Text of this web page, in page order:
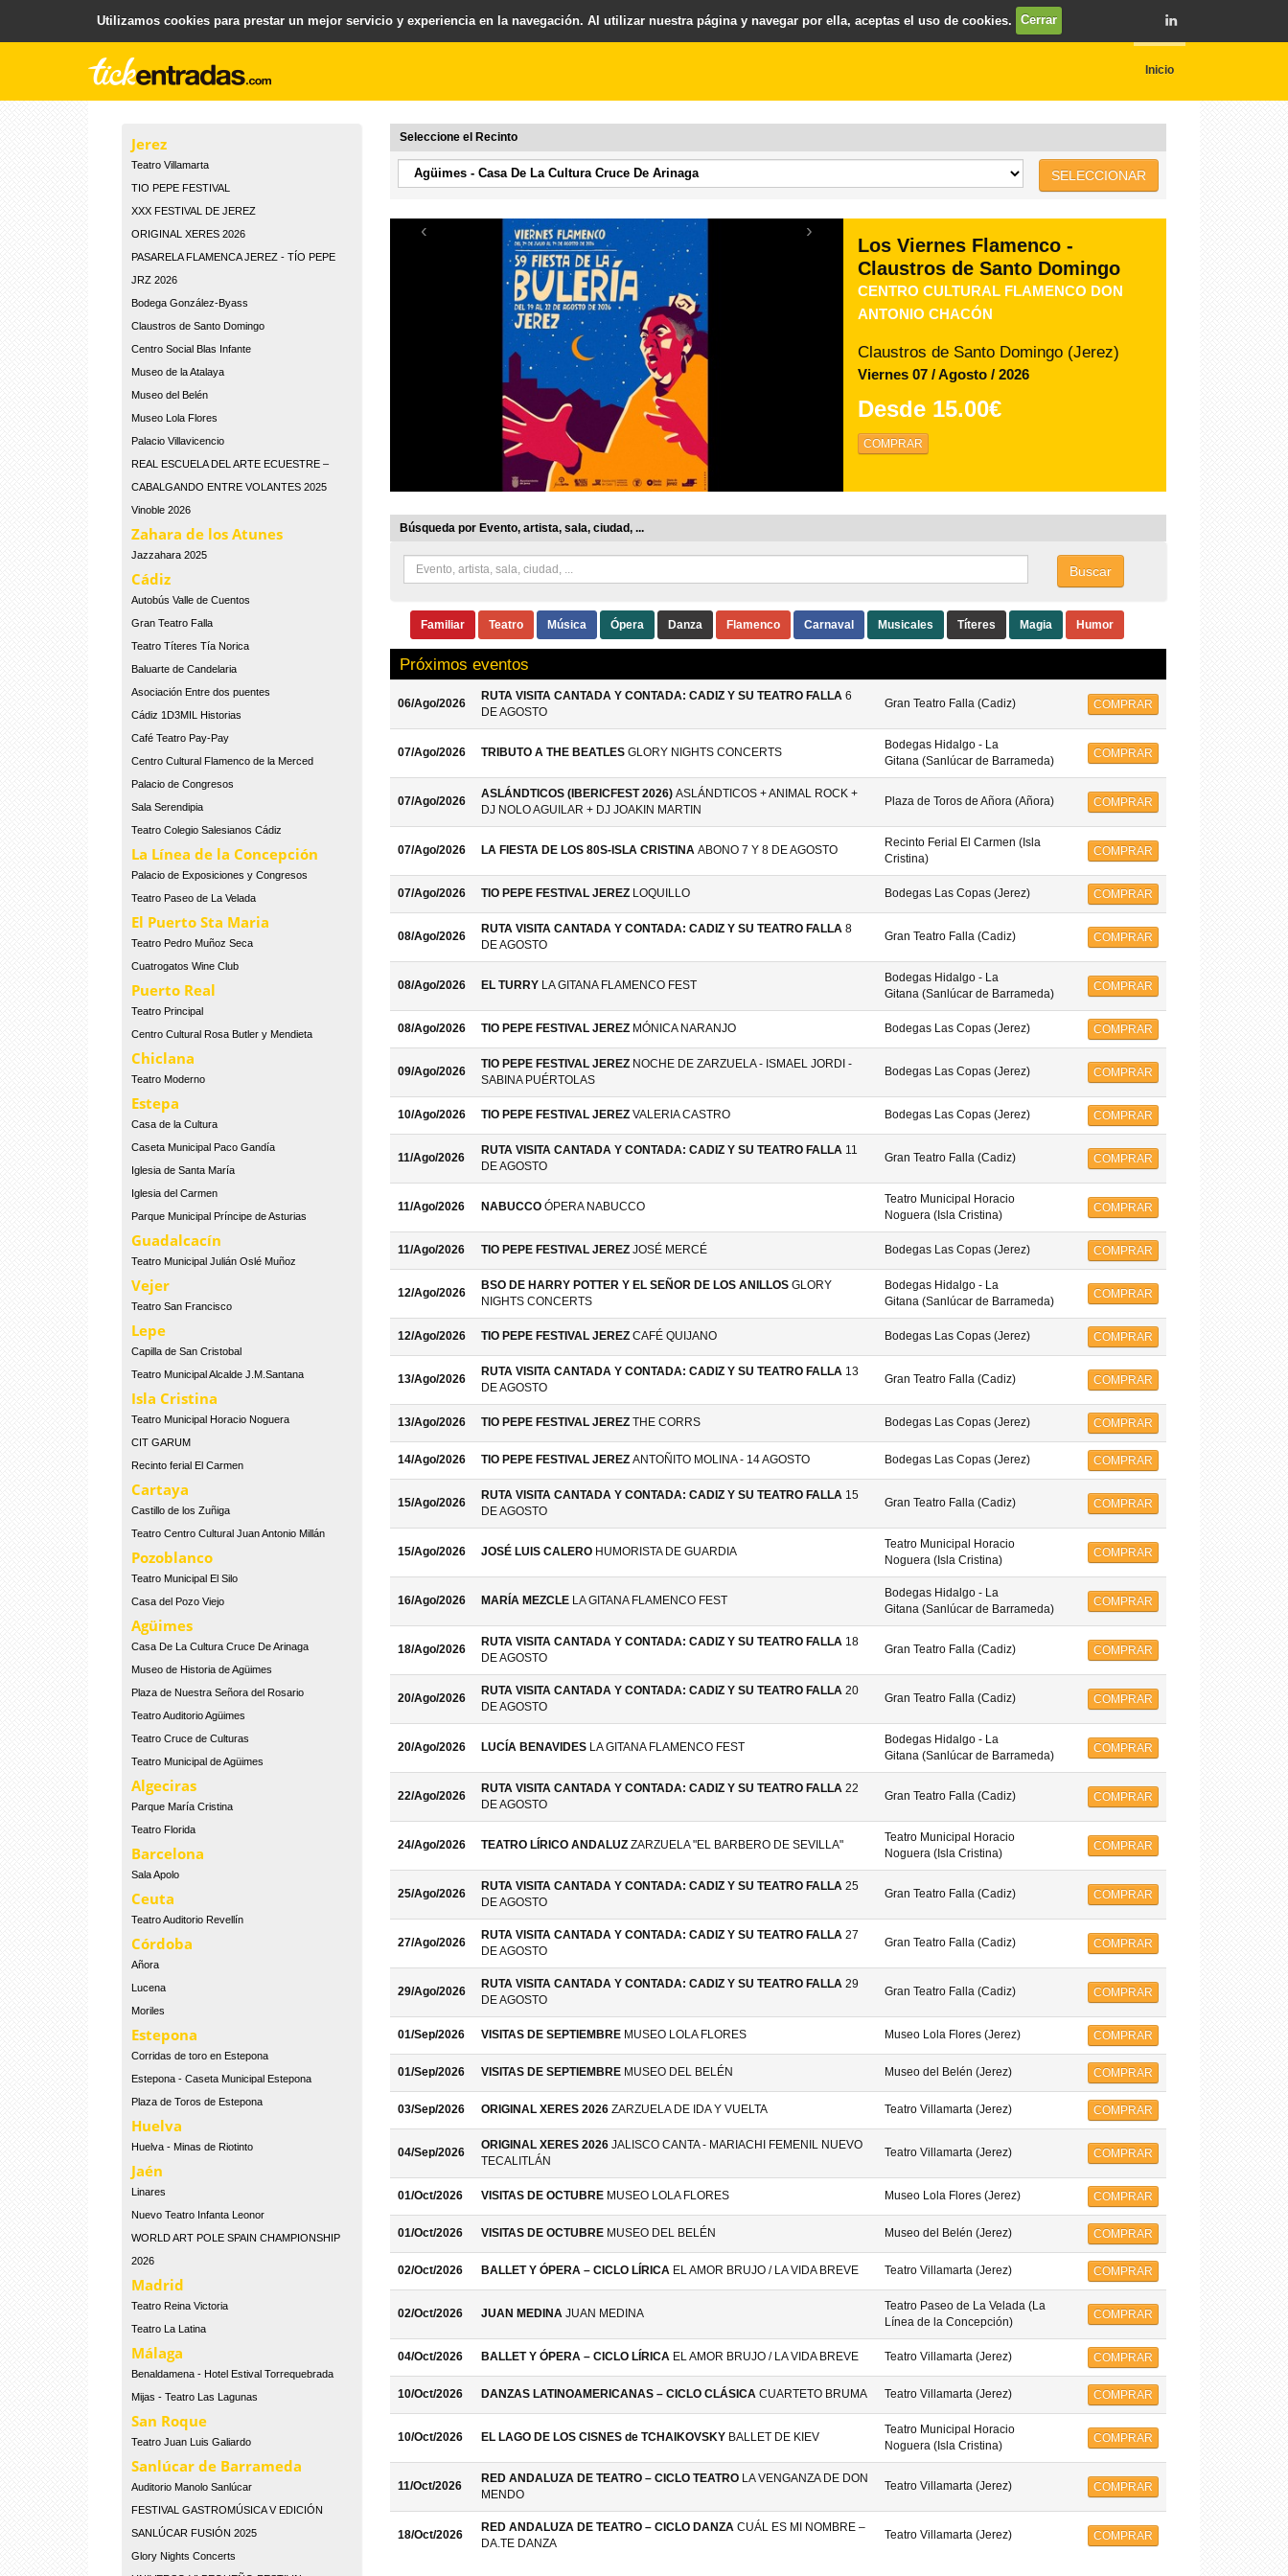
Plataforma para la Venta y Gestion de Entradas .
Inicio
Jerez
Teatro Villamarta
TIO PEPE FESTIVAL
XXX FESTIVAL DE JEREZ
ORIGINAL XERES 2026
PASARELA FLAMENCA JEREZ - TÍO PEPE
JRZ 2026
Bodega González-Byass
Claustros de Santo Domingo
Centro Social Blas Infante
Museo de la Atalaya
Museo del Belén
Museo Lola Flores
Palacio Villavicencio
REAL ESCUELA DEL ARTE ECUESTRE –
CABALGANDO ENTRE VOLANTES 2025
Vinoble 2026
Zahara de los Atunes
Jazzahara 2025
Cádiz
Autobús Valle de Cuentos
Gran Teatro Falla
Teatro Títeres Tía Norica
Baluarte de Candelaria
Asociación Entre dos puentes
Cádiz 1D3MIL Historias
Café Teatro Pay-Pay
Centro Cultural Flamenco de la Merced
Palacio de Congresos
Sala Serendipia
Teatro Colegio Salesianos Cádiz
La Línea de la Concepción
Palacio de Exposiciones y Congresos
Teatro Paseo de La Velada
El Puerto Sta Maria
Teatro Pedro Muñoz Seca
Cuatrogatos Wine Club
Puerto Real
Teatro Principal
Centro Cultural Rosa Butler y Mendieta
Chiclana
Teatro Moderno
Estepa
Casa de la Cultura
Caseta Municipal Paco Gandía
Iglesia de Santa María
Iglesia del Carmen
Parque Municipal Príncipe de Asturias
Guadalcacín
Teatro Municipal Julián Oslé Muñoz
Vejer
Teatro San Francisco
Lepe
Capilla de San Cristobal
Teatro Municipal Alcalde J.M.Santana
Isla Cristina
Teatro Municipal Horacio Noguera
CIT GARUM
Recinto ferial El Carmen
Cartaya
Castillo de los Zuñiga
Teatro Centro Cultural Juan Antonio Millán
Pozoblanco
Teatro Municipal El Silo
Casa del Pozo Viejo
Agüimes
Casa De La Cultura Cruce De Arinaga
Museo de Historia de Agüimes
Plaza de Nuestra Señora del Rosario
Teatro Auditorio Agüimes
Teatro Cruce de Culturas
Teatro Municipal de Agüimes
Algeciras
Parque María Cristina
Teatro Florida
Barcelona
Sala Apolo
Ceuta
Teatro Auditorio Revellín
Córdoba
Añora
Lucena
Moriles
Estepona
Corridas de toro en Estepona
Estepona - Caseta Municipal Estepona
Plaza de Toros de Estepona
Huelva
Huelva - Minas de Riotinto
Jaén
Linares
Nuevo Teatro Infanta Leonor
WORLD ART POLE SPAIN CHAMPIONSHIP
2026
Madrid
Teatro Reina Victoria
Teatro La Latina
Málaga
Benaldamena - Hotel Estival Torrequebrada
Mijas - Teatro Las Lagunas
San Roque
Teatro Juan Luis Galiardo
Sanlúcar de Barrameda
Auditorio Manolo Sanlúcar
FESTIVAL GASTROMÚSICA V EDICIÓN
SANLÚCAR FUSIÓN 2025
Glory Nights Concerts
Seleccione el Recinto
SELECCIONAR
‹ ›
TIO PEPE FESTIVAL JEREZ
LOQUILLO
Bodegas Las Copas (Jerez)
Desde49.00€
COMPRAR
Búsqueda por Evento, artista, sala, ciudad, ...
Buscar
Familiar Teatro Música Ópera Danza Flamenco Carnaval Musicales Títeres Magia Humor
Próximos eventos
06/Ago/2026
RUTA VISITA CANTADA Y CONTADA: CADIZ Y SU TEATRO FALLA 6
DE AGOSTO
Gran Teatro Falla (Cadiz) COMPRAR
07/Ago/2026 TRIBUTO A THE BEATLES GLORY NIGHTS CONCERTS
Bodegas Hidalgo - La
Gitana (Sanlúcar de Barrameda)
COMPRAR
07/Ago/2026
ASLÁNDTICOS (IBERICFEST 2026) ASLÁNDTICOS + ANIMAL ROCK +
DJ NOLO AGUILAR + DJ JOAKIN MARTIN
Plaza de Toros de Añora (Añora) COMPRAR
07/Ago/2026 LA FIESTA DE LOS 80S-ISLA CRISTINA ABONO 7 Y 8 DE AGOSTO
Recinto Ferial El Carmen (Isla
Cristina)
COMPRAR
07/Ago/2026 TIO PEPE FESTIVAL JEREZ LOQUILLO Bodegas Las Copas (Jerez) COMPRAR
08/Ago/2026
RUTA VISITA CANTADA Y CONTADA: CADIZ Y SU TEATRO FALLA 8
DE AGOSTO
Gran Teatro Falla (Cadiz) COMPRAR
08/Ago/2026 EL TURRY LA GITANA FLAMENCO FEST
Bodegas Hidalgo - La
Gitana (Sanlúcar de Barrameda)
COMPRAR
08/Ago/2026 TIO PEPE FESTIVAL JEREZ MÓNICA NARANJO Bodegas Las Copas (Jerez) COMPRAR
09/Ago/2026
TIO PEPE FESTIVAL JEREZ NOCHE DE ZARZUELA - ISMAEL JORDI -
SABINA PUÉRTOLAS
Bodegas Las Copas (Jerez) COMPRAR
10/Ago/2026 TIO PEPE FESTIVAL JEREZ VALERIA CASTRO Bodegas Las Copas (Jerez) COMPRAR
11/Ago/2026
RUTA VISITA CANTADA Y CONTADA: CADIZ Y SU TEATRO FALLA 11
DE AGOSTO
Gran Teatro Falla (Cadiz) COMPRAR
11/Ago/2026 NABUCCO ÓPERA NABUCCO
Teatro Municipal Horacio
Noguera (Isla Cristina)
COMPRAR
11/Ago/2026 TIO PEPE FESTIVAL JEREZ JOSÉ MERCÉ Bodegas Las Copas (Jerez) COMPRAR
12/Ago/2026
BSO DE HARRY POTTER Y EL SEÑOR DE LOS ANILLOS GLORY
NIGHTS CONCERTS
Bodegas Hidalgo - La
Gitana (Sanlúcar de Barrameda)
COMPRAR
12/Ago/2026 TIO PEPE FESTIVAL JEREZ CAFÉ QUIJANO Bodegas Las Copas (Jerez) COMPRAR
13/Ago/2026
RUTA VISITA CANTADA Y CONTADA: CADIZ Y SU TEATRO FALLA 13
DE AGOSTO
Gran Teatro Falla (Cadiz) COMPRAR
13/Ago/2026 TIO PEPE FESTIVAL JEREZ THE CORRS Bodegas Las Copas (Jerez) COMPRAR
14/Ago/2026 TIO PEPE FESTIVAL JEREZ ANTOÑITO MOLINA - 14 AGOSTO Bodegas Las Copas (Jerez) COMPRAR
15/Ago/2026
RUTA VISITA CANTADA Y CONTADA: CADIZ Y SU TEATRO FALLA 15
DE AGOSTO
Gran Teatro Falla (Cadiz) COMPRAR
15/Ago/2026 JOSÉ LUIS CALERO HUMORISTA DE GUARDIA
Teatro Municipal Horacio
Noguera (Isla Cristina)
COMPRAR
16/Ago/2026 MARÍA MEZCLE LA GITANA FLAMENCO FEST
Bodegas Hidalgo - La
Gitana (Sanlúcar de Barrameda)
COMPRAR
18/Ago/2026
RUTA VISITA CANTADA Y CONTADA: CADIZ Y SU TEATRO FALLA 18
DE AGOSTO
Gran Teatro Falla (Cadiz) COMPRAR
20/Ago/2026
RUTA VISITA CANTADA Y CONTADA: CADIZ Y SU TEATRO FALLA 20
DE AGOSTO
Gran Teatro Falla (Cadiz) COMPRAR
20/Ago/2026 LUCÍA BENAVIDES LA GITANA FLAMENCO FEST
Bodegas Hidalgo - La
Gitana (Sanlúcar de Barrameda)
COMPRAR
22/Ago/2026
RUTA VISITA CANTADA Y CONTADA: CADIZ Y SU TEATRO FALLA 22
DE AGOSTO
Gran Teatro Falla (Cadiz) COMPRAR
24/Ago/2026 TEATRO LÍRICO ANDALUZ ZARZUELA "EL BARBERO DE SEVILLA"
Teatro Municipal Horacio
Noguera (Isla Cristina)
COMPRAR
25/Ago/2026
RUTA VISITA CANTADA Y CONTADA: CADIZ Y SU TEATRO FALLA 25
DE AGOSTO
Gran Teatro Falla (Cadiz) COMPRAR
27/Ago/2026
RUTA VISITA CANTADA Y CONTADA: CADIZ Y SU TEATRO FALLA 27
DE AGOSTO
Gran Teatro Falla (Cadiz) COMPRAR
29/Ago/2026
RUTA VISITA CANTADA Y CONTADA: CADIZ Y SU TEATRO FALLA 29
DE AGOSTO
Gran Teatro Falla (Cadiz) COMPRAR
01/Sep/2026 VISITAS DE SEPTIEMBRE MUSEO LOLA FLORES Museo Lola Flores (Jerez) COMPRAR
01/Sep/2026 VISITAS DE SEPTIEMBRE MUSEO DEL BELÉN Museo del Belén (Jerez) COMPRAR
03/Sep/2026 ORIGINAL XERES 2026 ZARZUELA DE IDA Y VUELTA Teatro Villamarta (Jerez) COMPRAR
04/Sep/2026
ORIGINAL XERES 2026 JALISCO CANTA - MARIACHI FEMENIL NUEVO
TECALITLÁN
Teatro Villamarta (Jerez) COMPRAR
01/Oct/2026 VISITAS DE OCTUBRE MUSEO LOLA FLORES Museo Lola Flores (Jerez) COMPRAR
01/Oct/2026 VISITAS DE OCTUBRE MUSEO DEL BELÉN Museo del Belén (Jerez) COMPRAR
02/Oct/2026 BALLET Y ÓPERA – CICLO LÍRICA EL AMOR BRUJO / LA VIDA BREVE Teatro Villamarta (Jerez) COMPRAR
02/Oct/2026 JUAN MEDINA JUAN MEDINA
Teatro Paseo de La Velada (La
Línea de la Concepción)
COMPRAR
04/Oct/2026 BALLET Y ÓPERA – CICLO LÍRICA EL AMOR BRUJO / LA VIDA BREVE Teatro Villamarta (Jerez) COMPRAR
10/Oct/2026 DANZAS LATINOAMERICANAS – CICLO CLÁSICA CUARTETO BRUMA Teatro Villamarta (Jerez) COMPRAR
10/Oct/2026 EL LAGO DE LOS CISNES de TCHAIKOVSKY BALLET DE KIEV
Teatro Municipal Horacio
Noguera (Isla Cristina)
COMPRAR
11/Oct/2026
RED ANDALUZA DE TEATRO – CICLO TEATRO LA VENGANZA DE DON
MENDO
Teatro Villamarta (Jerez) COMPRAR
18/Oct/2026
RED ANDALUZA DE TEATRO – CICLO DANZA CUÁL ES MI NOMBRE –
DA.TE DANZA
Teatro Villamarta (Jerez) COMPRAR
Utilizamos cookies para prestar un mejor servicio y experiencia en la navegación. Al utilizar nuestra página y navegar por ella, aceptas el uso de cookies. Cerrar